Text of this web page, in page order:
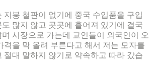
지붕 철판이 없기에 중국 수입품을 구입
많지 않고 곳곳에 흩어져 있기에 결국
시장으로 가는데 교인들이 외국인이 오
격을 막 올려 부른다고 해서 저는 모자를
절대 말하지 않기로 약속하고 따라 갔습